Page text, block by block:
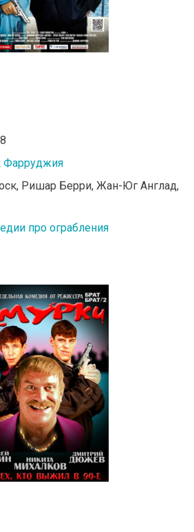
Фарруджия
Ришар Берри, Жан-Юг Англад,
про ограбления